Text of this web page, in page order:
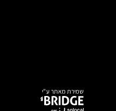
שמירת מאתר ע"י
(פתח